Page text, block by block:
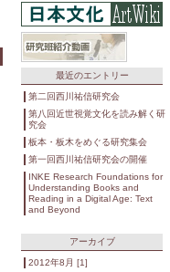
最近のエントリー
第二回西川祐信研究会
第八回近世視覚文化を読み解く研
究会
板本・板木をめぐる研究集会
第一回西川祐信研究会の開催
INKE Research Foundations for
Understanding Books and
Reading in a Digital Age: Text
and Beyond
アーカイブ
2012年8月 [1]